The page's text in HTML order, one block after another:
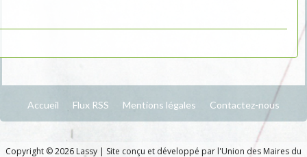
Accueil Flux RSS Mentions légales Contactez-nous
Copyright © 2026 Lassy | Site conçu et développé par l'Union des Maires du